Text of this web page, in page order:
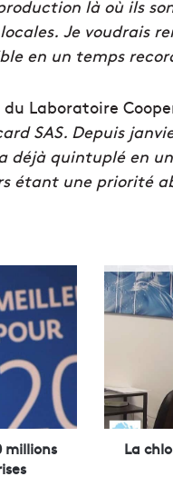
là où ils
Je voudrais
en un temps
Laboratoire
SAS. Depuis
quintuplé en
étant une priorité
millions
L
a
c
r
o
q
La